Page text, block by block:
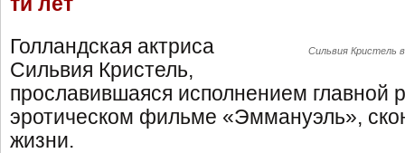
Сильвия Кристель
Голландская актриса
Сильвия Кристель,
прославившаяся исполнением главной
эротическом фильме «Эммануэль»,
жизни.